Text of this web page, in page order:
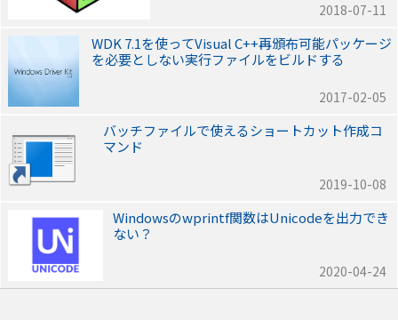
2018-07-11
WDK 7.1を使ってVisual C++再頒布可能パッケージ
を必要としない実行ファイルをビルドする
2017-02-05
バッチファイルで使えるショートカット作成コ
マンド
2019-10-08
Windowsのwprintf関数はUnicodeを出力でき
ない？
2020-04-24